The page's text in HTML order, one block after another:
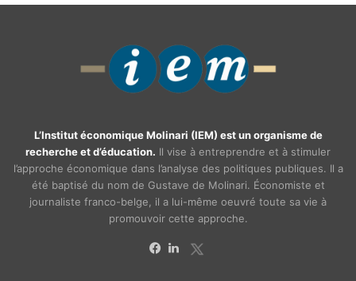
L’Institut économique Molinari (IEM) est un organisme de
recherche et d’éducation. Il vise à entreprendre et à stimuler
l’approche économique dans l’analyse des politiques publiques. Il a
été baptisé du nom de Gustave de Molinari. Économiste et
journaliste franco-belge, il a lui-même oeuvré toute sa vie à
promouvoir cette approche.